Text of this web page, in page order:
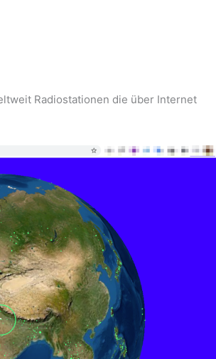
Radiostationen die über Internet